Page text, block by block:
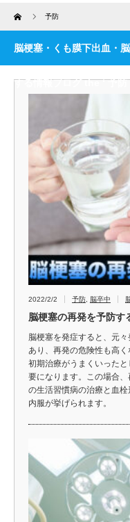
Home 予防
脳梗塞・くも膜下出血・
する情報ブログ the ‘ 予
2022/2/2 予防 脳卒中
脳梗塞の再発を予防す
脳梗塞を発症すると、元
あり、再発の危険性も高
初期治療がうまくいった
要になります。この場合
の生活習慣病の治療と血
内服が挙げられます。